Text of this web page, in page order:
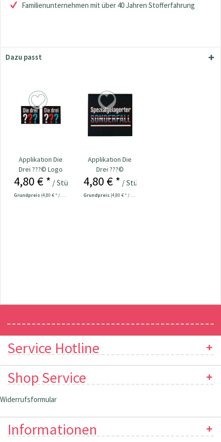
Familienunternehmen mit über 40 Jahren Stofferfahrung
Dazu passt
Applikation Die
Drei ???© Logo
Set
4,80 € * / Stück
Grundpreis (4,80 € * / 1 Stück)
Applikation Die
Drei ???©
Sonderfall
4,80 € * / Stück
Grundpreis (4,80 € * / 1 Stück)
Service Hotline
Shop Service
Widerrufsformular
Informationen